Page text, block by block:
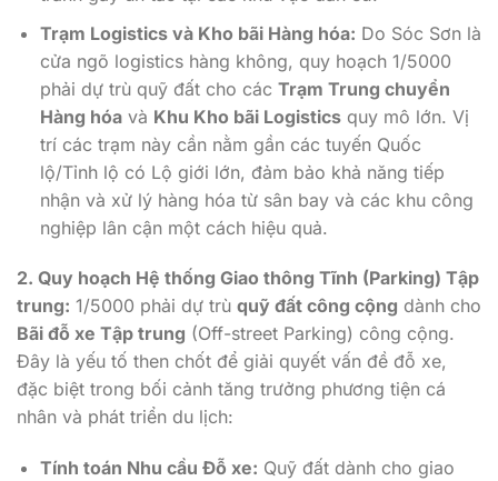
Trạm Logistics và Kho bãi Hàng hóa: Do Sóc Sơn là
cửa ngõ logistics hàng không, quy hoạch 1/5000
phải dự trù quỹ đất cho các Trạm Trung chuyển
Hàng hóavà Khu Kho bãi Logisticsquy mô lớn. Vị
trí các trạm này cần nằm gần các tuyến Quốc
lộ/Tỉnh lộ có Lộ giới lớn, đảm bảo khả năng tiếp
nhận và xử lý hàng hóa từ sân bay và các khu công
nghiệp lân cận một cách hiệu quả.
2. Quy hoạch Hệ thống Giao thông Tĩnh (Parking) Tập
trung: 1/5000 phải dự trù quỹ đất công cộng dành cho
Bãi đỗ xe Tập trung (Off-street Parking) công cộng.
Đây là yếu tố then chốt để giải quyết vấn đề đỗ xe,
đặc biệt trong bối cảnh tăng trưởng phương tiện cá
nhân và phát triển du lịch:
Tính toán Nhu cầu Đỗ xe: Quỹ đất dành cho giao